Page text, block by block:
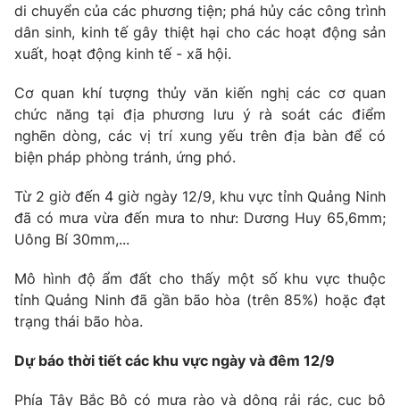
di chuyển của các phương tiện; phá hủy các công trình
dân sinh, kinh tế gây thiệt hại cho các hoạt động sản
xuất, hoạt động kinh tế - xã hội.
Cơ quan khí tượng thủy văn kiến nghị các cơ quan
chức năng tại địa phương lưu ý rà soát các điểm
nghẽn dòng, các vị trí xung yếu trên địa bàn để có
biện pháp phòng tránh, ứng phó.
Từ 2 giờ đến 4 giờ ngày 12/9, khu vực tỉnh Quảng Ninh
đã có mưa vừa đến mưa to như: Dương Huy 65,6mm;
Uông Bí 30mm,...
Mô hình độ ẩm đất cho thấy một số khu vực thuộc
tỉnh Quảng Ninh đã gần bão hòa (trên 85%) hoặc đạt
trạng thái bão hòa.
Dự báo thời tiết các khu vực ngày và đêm 12/9
Phía Tây Bắc Bộ có mưa rào và dông rải rác, cục bộ